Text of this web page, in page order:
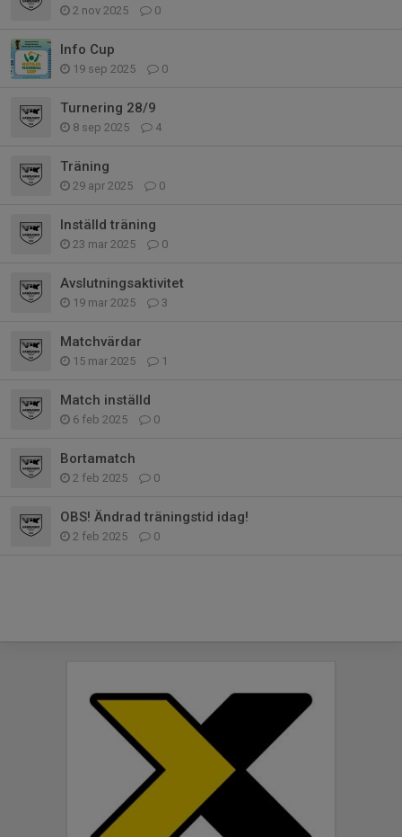
2 nov 2025 0
Info Cup
19 sep 2025 0
Turnering 28/9
8 sep 2025 4
Träning
29 apr 2025 0
Inställd träning
23 mar 2025 0
Avslutningsaktivitet
19 mar 2025 3
Matchvärdar
15 mar 2025 1
Match inställd
6 feb 2025 0
Bortamatch
2 feb 2025 0
OBS! Ändrad träningstid idag!
2 feb 2025 0